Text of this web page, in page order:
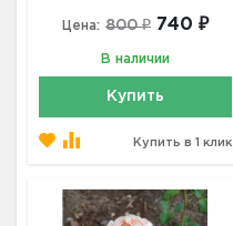
Цена: 800 ₽ 740 ₽
В наличии
Купить
Купить в 1 клик